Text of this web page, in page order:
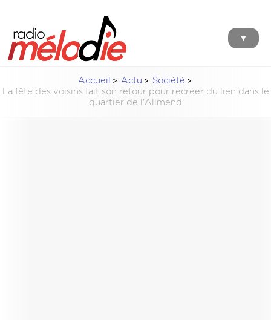
▼
Accueil Actu
Société
La fête des voisins fait son retour pour recréer du lien dans le
quartier de l'Allmend